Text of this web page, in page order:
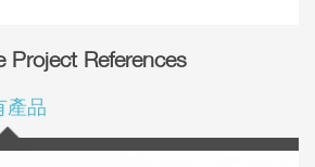
Project References
產品